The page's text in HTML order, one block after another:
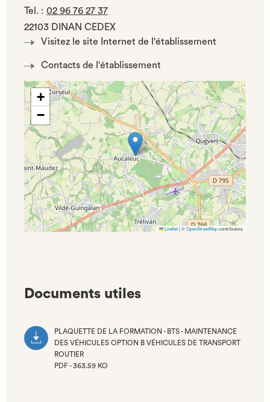
Tel. : 02 96 76 27 37
22103 DINAN CEDEX
Visitez le site Internet de l'établissement
Contacts de l'établissement
+
−
Leaflet|©OpenStreetMapcontributors
Documents utiles
PLAQUETTE DE LA FORMATION - BTS - MAINTENANCE
DES VÉHICULES OPTION B VÉHICULES DE TRANSPORT
ROUTIER
PDF - 363.59 KO